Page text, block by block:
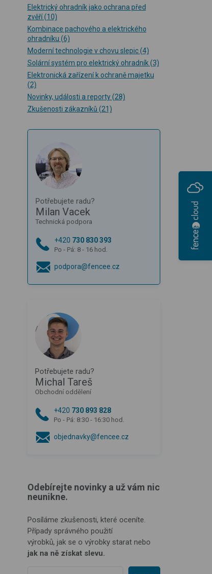
Elektrický ohradník jako ochrana před
zvěří(10)
Kombinace pachového a elektrického
ohradníku (6)
Moderní technologie v chovu slepic(4)
Solární systém pro elektrický ohradník(3)
Elektronická zařízení k ochraně majetku
(2)
Novinky, události a reporty(28)
Zkušenosti zákazníků (21)
Potřebujete radu?
Milan Vacek
Technická podpora
+420 730 830 393
Po - Pá: 8 - 16 hod.
podpora@fencee.cz
Potřebujete radu?
Michal Tareš
Obchodní oddělení
+420 730 893 828
Po - Pá: 8:30 - 16:30 hod.
objednavky@fencee.cz
Odebírejte novinky a už vám nic
neunikne.
Posíláme zkušenosti, které oceníte.
Případy správného použití
výrobků, jak se o výrobky starat nebo
jak na ně získat slevu.